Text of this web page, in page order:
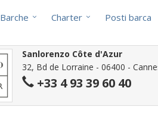
Barche Charter Posti barca
Sanlorenzo Côte d'Azur
32, Bd de Lorraine - 06400 -
+33 4 93 39 60 40